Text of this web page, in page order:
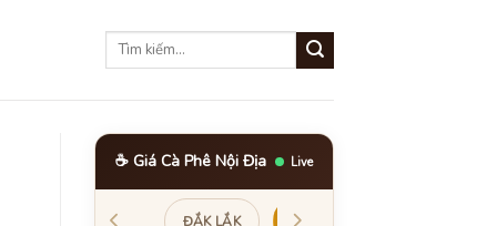
☕ Giá Cà Phê Nội Địa Live
ĐẮK LẮK LÂM ĐỒNG